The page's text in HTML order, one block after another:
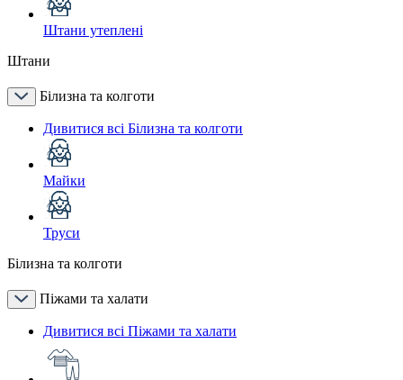
Штани утеплені
Штани
Білизна та колготи
Дивитися всі Білизна та колготи
Майки
Труси
Білизна та колготи
Піжами та халати
Дивитися всі Піжами та халати